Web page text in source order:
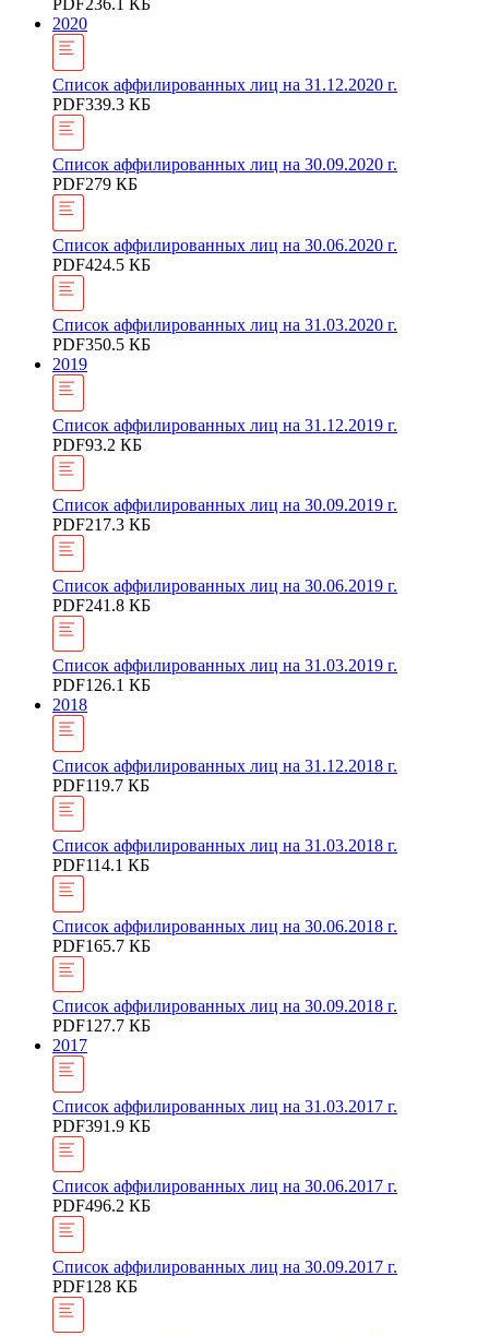
PDF236.1 КБ
2020
Список аффилированных лиц на 31.12.2020 г.
PDF339.3 КБ
Список аффилированных лиц на 30.09.2020 г.
PDF279 КБ
Список аффилированных лиц на 30.06.2020 г.
PDF424.5 КБ
Список аффилированных лиц на 31.03.2020 г.
PDF350.5 КБ
2019
Список аффилированных лиц на 31.12.2019 г.
PDF93.2 КБ
Список аффилированных лиц на 30.09.2019 г.
PDF217.3 КБ
Список аффилированных лиц на 30.06.2019 г.
PDF241.8 КБ
Список аффилированных лиц на 31.03.2019 г.
PDF126.1 КБ
2018
Список аффилированных лиц на 31.12.2018 г.
PDF119.7 КБ
Список аффилированных лиц на 31.03.2018 г.
PDF114.1 КБ
Список аффилированных лиц на 30.06.2018 г.
PDF165.7 КБ
Список аффилированных лиц на 30.09.2018 г.
PDF127.7 КБ
2017
Список аффилированных лиц на 31.03.2017 г.
PDF391.9 КБ
Список аффилированных лиц на 30.06.2017 г.
PDF496.2 КБ
Список аффилированных лиц на 30.09.2017 г.
PDF128 КБ